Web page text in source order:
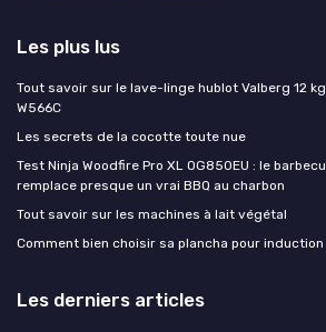
Les plus lus
Tout savoir sur le lave-linge hublot Valberg 12 kg
W566C
Les secrets de la cocotte toute nue
Test Ninja Woodfire Pro XL OG850EU : le
remplace presque un vrai BBQ au charbon
Tout savoir sur les machines à lait végétal
Comment bien choisir sa plancha pour
Les derniers articles